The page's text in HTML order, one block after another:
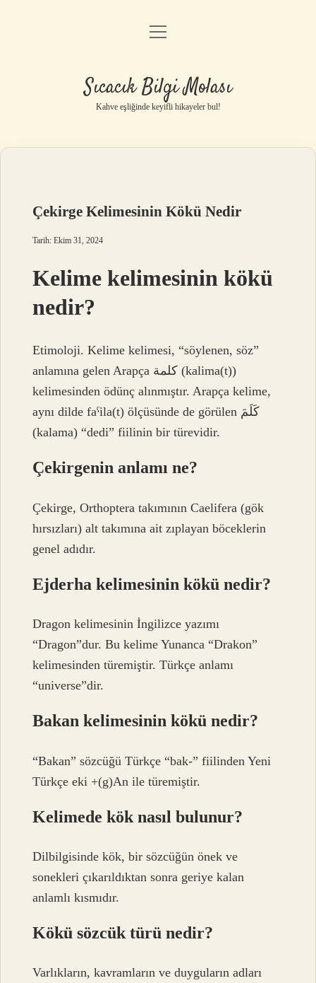
Anasayfa
Yasal Uyarı
menüyü
Sıcacık Bilgi Molası
Kahve eşliğinde keyifli hikayeler bul!
Çekirge Kelimesinin Kökü Nedir
Tarih: Ekim 31, 2024
Kelime kelimesinin kökü
nedir?
Etimoloji. Kelime kelimesi, “söylenen, söz”
anlamına gelen Arapça كلمة (kalima(t))
kelimesinden ödünç alınmıştır. Arapça kelime,
aynı dilde faˁila(t) ölçüsünde de görülen كَلَمَ
(kalama) “dedi” fiilinin bir türevidir.
Çekirgenin anlamı ne?
Çekirge, Orthoptera takımının Caelifera (gök
hırsızları) alt takımına ait zıplayan böceklerin
genel adıdır.
Ejderha kelimesinin kökü nedir?
Dragon kelimesinin İngilizce yazımı
“Dragon”dur. Bu kelime Yunanca “Drakon”
kelimesinden türemiştir. Türkçe anlamı
“universe”dir.
Bakan kelimesinin kökü nedir?
“Bakan” sözcüğü Türkçe “bak-” fiilinden Yeni
Türkçe eki +(g)An ile türemiştir.
Kelimede kök nasıl bulunur?
Dilbilgisinde kök, bir sözcüğün önek ve
sonekleri çıkarıldıktan sonra geriye kalan
anlamlı kısmıdır.
Kökü sözcük türü nedir?
Varlıkların, kavramların ve duyguların adları